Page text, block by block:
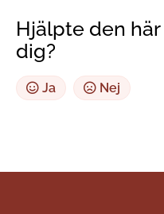
Hjälpte den
dig?
Ja Nej